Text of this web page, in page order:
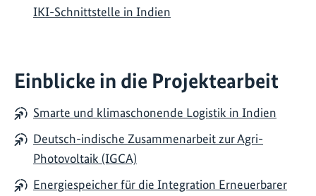
IKI-Schnittstelle in Indien
Einblicke in die Projektearbeit
Smarte und klimaschonende Logistik in Indien
Deutsch-indische Zusammenarbeit zur Agri-
Photovoltaik (IGCA)
Energiespeicher für die Integration Erneuerbarer